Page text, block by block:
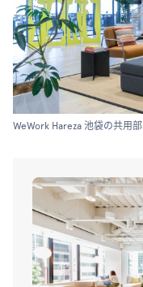
WeWork Hareza 池袋の共用部